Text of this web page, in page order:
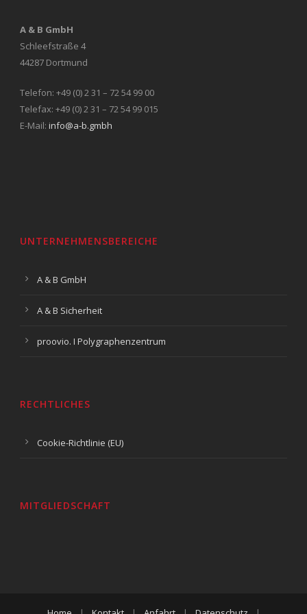
A & B GmbH
Schleefstraße 4
44287 Dortmund
Telefon: +49 (0) 2 31 – 72 54 99 00
Telefax: +49 (0) 2 31 – 72 54 99 015
E-Mail: info@a-b.gmbh
UNTERNEHMENSBEREICHE
A & B GmbH
A & B Sicherheit
proovio. I Polygraphenzentrum
RECHTLICHES
Cookie-Richtlinie (EU)
MITGLIEDSCHAFT